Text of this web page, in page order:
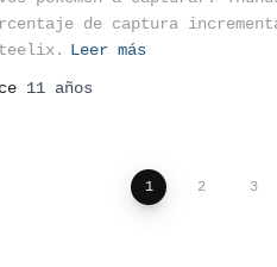
de captura
Leer más
11 años
1 2 3